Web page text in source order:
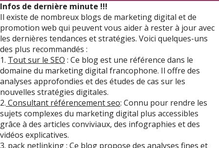
Infos de dernière minute !!!
Il existe de nombreux blogs de marketing digital et de
promotion web qui peuvent vous aider à rester à jour avec
les dernières tendances et stratégies. Voici quelques-uns
des plus recommandés :
1. Tout sur le SEO : Ce blog est une référence dans le
domaine du marketing digital francophone. Il offre des
analyses approfondies et des études de cas sur les
nouvelles stratégies digitales.
2. Consultant référencement seo: Connu pour rendre les
sujets complexes du marketing digital plus accessibles
grâce à des articles conviviaux, des infographies et des
vidéos explicatives.
3. pack netlinking: Ce blog propose des analyses fines et